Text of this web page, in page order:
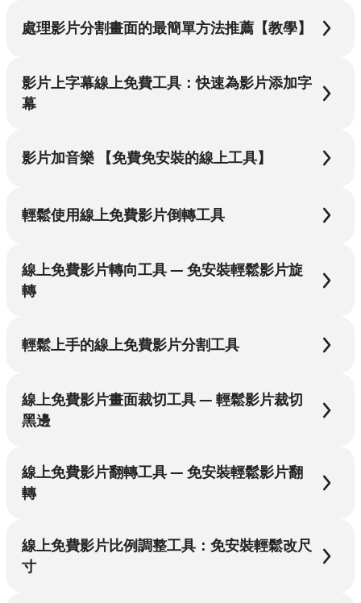
處理影片分割畫面的最簡單方法推薦【教學】
影片上字幕線上免費工具：快速為影片添加字
幕
影片加音樂 【免費免安裝的線上工具】
輕鬆使用線上免費影片倒轉工具
線上免費影片轉向工具 — 免安裝輕鬆影片旋
轉
輕鬆上手的線上免費影片分割工具
線上免費影片畫面裁切工具 — 輕鬆影片裁切
黑邊
線上免費影片翻轉工具 — 免安裝輕鬆影片翻
轉
線上免費影片比例調整工具：免安裝輕鬆改尺
寸